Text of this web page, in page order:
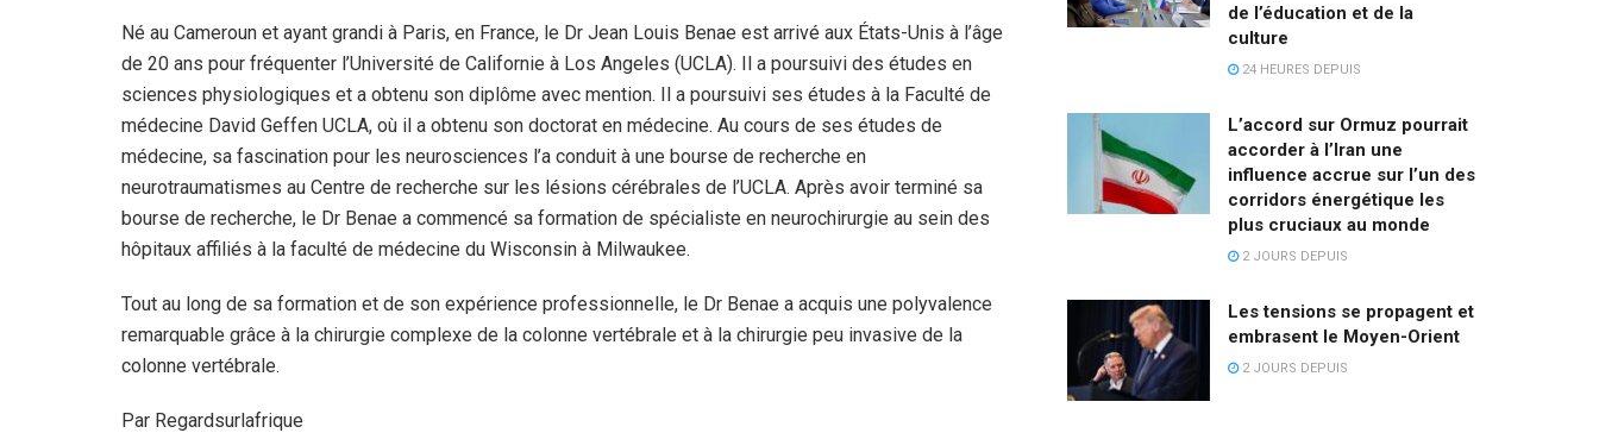
Né au Cameroun et ayant grandi à Paris, en France, le Dr Jean Louis Benae est arrivé aux États-Unis à l’âge
de 20 ans pour fréquenter l’Université de Californie à Los Angeles (UCLA). Il a poursuivi des études en
sciences physiologiques et a obtenu son diplôme avec mention. Il a poursuivi ses études à la Faculté de
médecine David Geffen UCLA, où il a obtenu son doctorat en médecine. Au cours de ses études de
médecine, sa fascination pour les neurosciences l’a conduit à une bourse de recherche en
neurotraumatismes au Centre de recherche sur les lésions cérébrales de l’UCLA. Après avoir terminé sa
bourse de recherche, le Dr Benae a commencé sa formation de spécialiste en neurochirurgie au sein des
hôpitaux affiliés à la faculté de médecine du Wisconsin à Milwaukee.
Tout au long de sa formation et de son expérience professionnelle, le Dr Benae a acquis une polyvalence
remarquable grâce à la chirurgie complexe de la colonne vertébrale et à la chirurgie peu invasive de la
colonne vertébrale.
Par Regardsurlafrique
de l’éducation et de la
culture
24 HEURES DEPUIS
L’accord sur Ormuz pourrait
accorder à l’Iran une
influence accrue sur l’un des
corridors énergétique les
plus cruciaux au monde
2 JOURS DEPUIS
Les tensions se propagent et
embrasent le Moyen-Orient
2 JOURS DEPUIS